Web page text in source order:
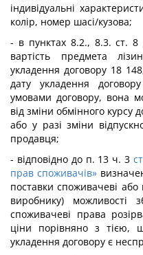
індивідуальні
колір, номер шасі/кузова;
- в пунктах 8.2., 8.3. ст. 8
вартість предмета
укладення договору 18
дату укладення
умовами договору, вона
від зміни обмінного курсу
або у разі зміни
продавця;
- відповідно до п. 13 ч. 3
прав споживачів»
поставки споживачеві
виробнику) можливості
споживачеві права
ціни порівняно з тією,
укладення договору є